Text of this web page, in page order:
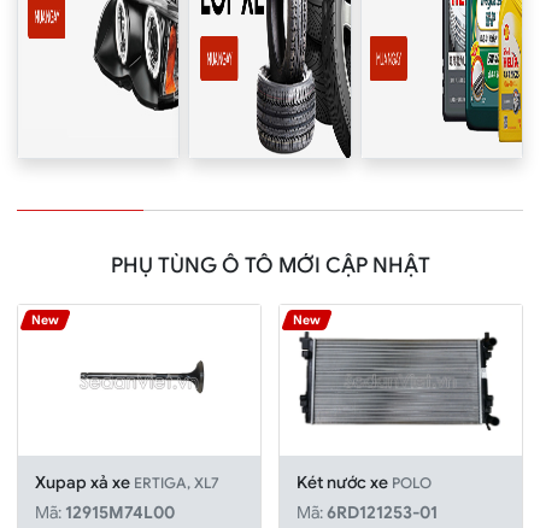
PHỤ TÙNG Ô TÔ MỚI CẬP NHẬT
New
Xupap xả xe ERTIGA, XL7
Mã: 12915M74L00
New
Két nước xe POLO
Mã:6RD121253-01